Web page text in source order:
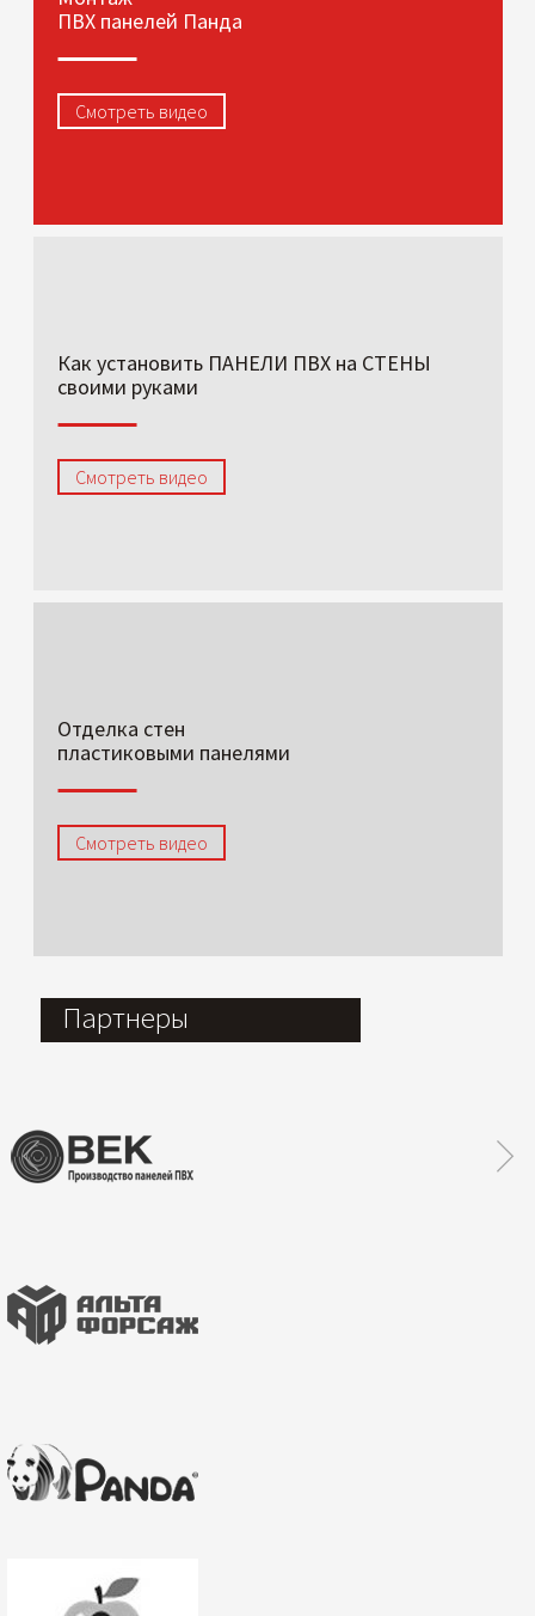
ПВХ панелей Панда
Смотреть видео
Как установить ПАНЕЛИ ПВХ на СТЕНЫ
своими руками
Смотреть видео
Отделка стен
пластиковыми панелями
Смотреть видео
Партнеры